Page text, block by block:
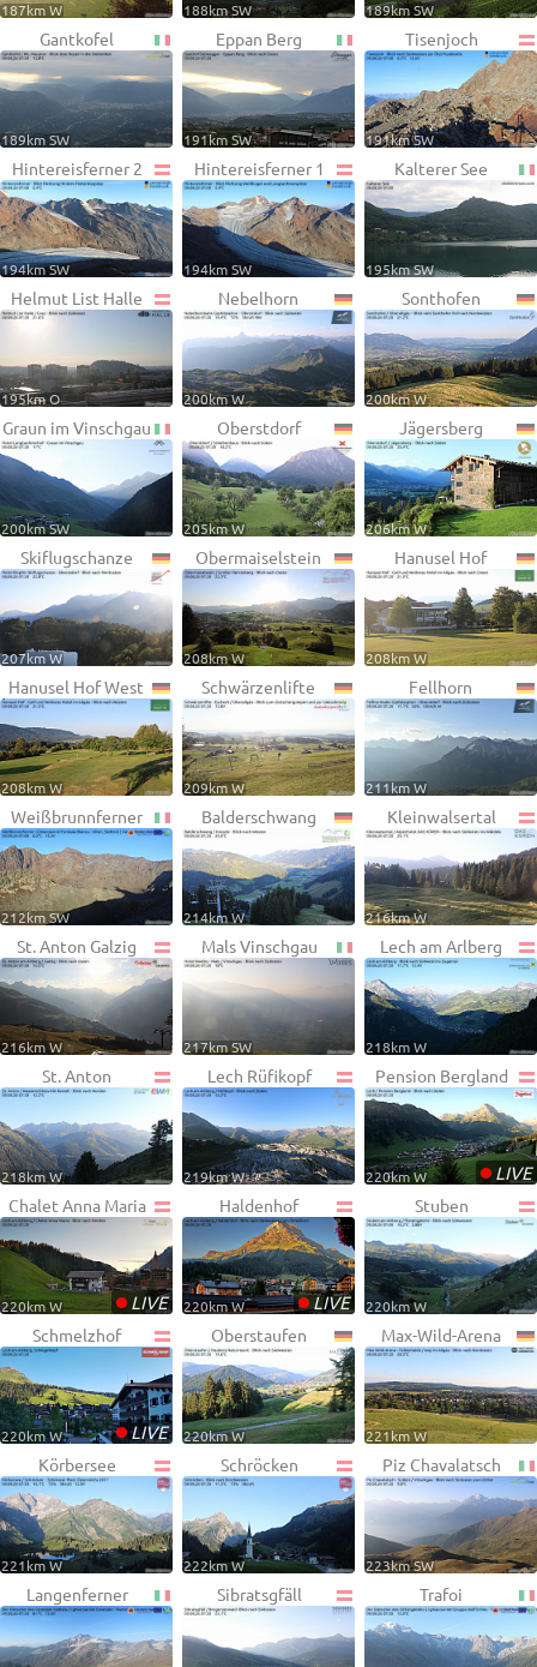
187km W 188km SW 189km SW
Gantkofel
189km SW
Eppan Berg
191km SW
Tisenjoch
191km SW
Hintereisferner 2
194km SW
Hintereisferner 1
194km SW
Kalterer See
195km SW
Helmut List Halle
195km O
Nebelhorn
200km W
Sonthofen
200km W
Graun im Vinschgau
200km SW
Oberstdorf
205km W
Jägersberg
206km W
Skiflugschanze
207km W
Obermaiselstein
208km W
Hanusel Hof
208km W
Hanusel Hof West
208km W
Schwärzenlifte
209km W
Fellhorn
211km W
Weißbrunnferner
212km SW
Balderschwang
214km W
Kleinwalsertal
216km W
St. Anton Galzig
216km W
Mals Vinschgau
217km SW
Lech am Arlberg
218km W
St. Anton
218km W
Lech Rüfikopf
219km W
Pension Bergland
•LIVE
220km W
Chalet Anna Maria
•LIVE
220km W
Haldenhof
•LIVE
220km W
Stuben
220km W
Schmelzhof
•LIVE
220km W
Oberstaufen
220km W
Max-Wild-Arena
221km W
Körbersee
221km W
Schröcken
222km W
Piz Chavalatsch
223km SW
Langenferner Sibratsgfäll Trafoi